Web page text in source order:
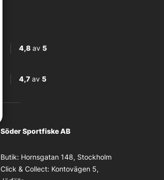
4,8av 5
4,7av 5
Söder Sportfiske AB
Butik: Hornsgatan 148, Stockholm
Click & Collect: Kontovägen 5,